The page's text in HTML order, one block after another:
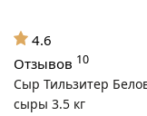
Сыр Тильзитер
сыры 3.5 кг
4.6
Отзывов 10